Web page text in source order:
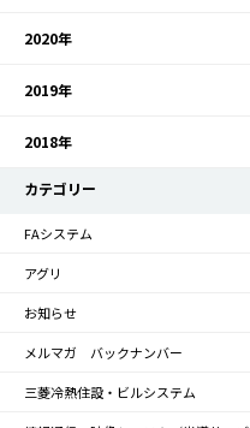
2020年
2019年
2018年
カテゴリー
FAシステム
アグリ
お知らせ
メルマガ バックナンバー
三菱冷熱住設・ビルシステム